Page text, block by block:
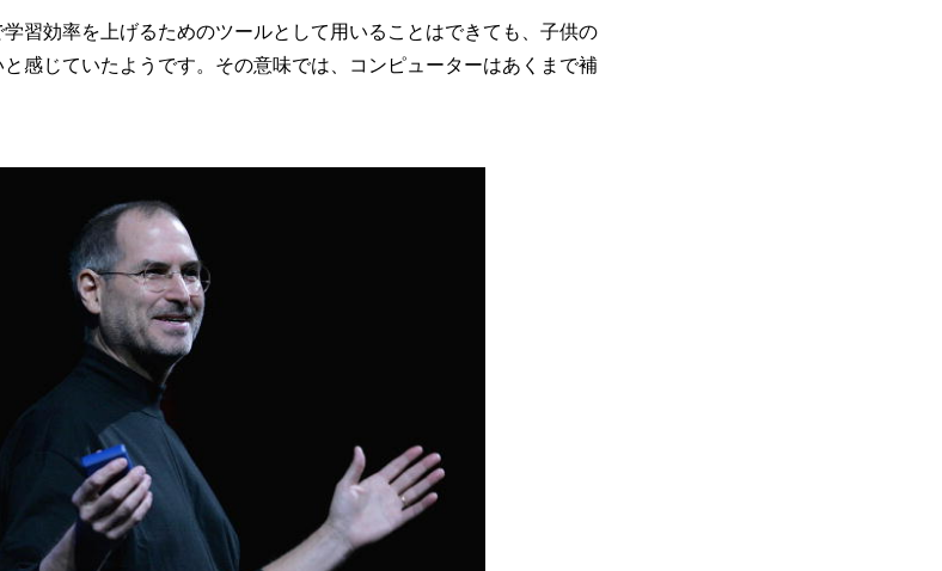
習効率を上げるためのツールとして用いることはできても、子供の
感じていたようです。その意味では、コンピューターはあくまで補